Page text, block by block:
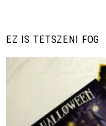
EZ IS TETSZENI FOG